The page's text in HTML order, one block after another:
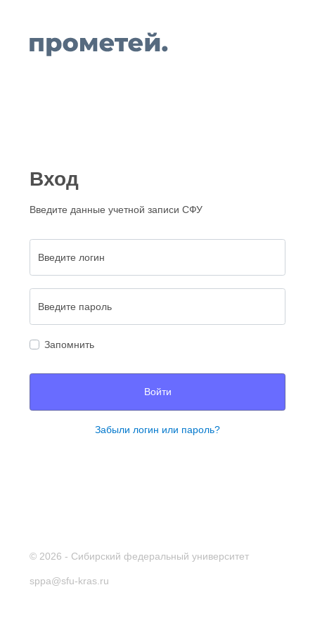
Вход
Введите данные учетной записи СФУ
Запомнить
Войти
Забыли логин или пароль?
© 2026 - Сибирский федеральный университет
sppa@sfu-kras.ru